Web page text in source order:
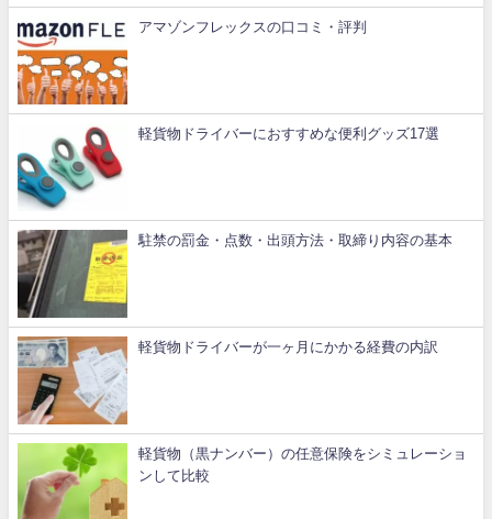
アマゾンフレックスの口コミ・評判
軽貨物ドライバーにおすすめな便利グッズ17選
駐禁の罰金・点数・出頭方法・取締り内容の基本
軽貨物ドライバーが一ヶ月にかかる経費の内訳
軽貨物（黒ナンバー）の任意保険をシミュレーショ
ンして比較